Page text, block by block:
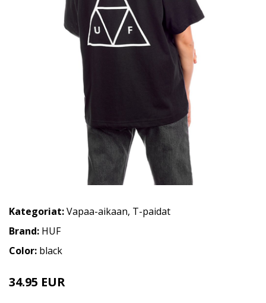
Kategoriat:Vapaa-aikaan, T-paidat
Brand: HUF
Color: black
34.95 EUR